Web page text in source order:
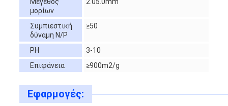
Μέγεθος
μορίων
2.05.0mm
Συμπιεστική
δύναμη N/P
≥50
PH
3-10
Επιφάνεια
≥900m2/g
Εφαρμογές: